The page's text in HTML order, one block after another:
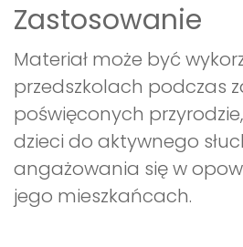
Zastosowanie
Materiał może być
przedszkolach podczas
poświęconych
dzieci do aktywnego
angażowania się w
jego mieszkańcach.